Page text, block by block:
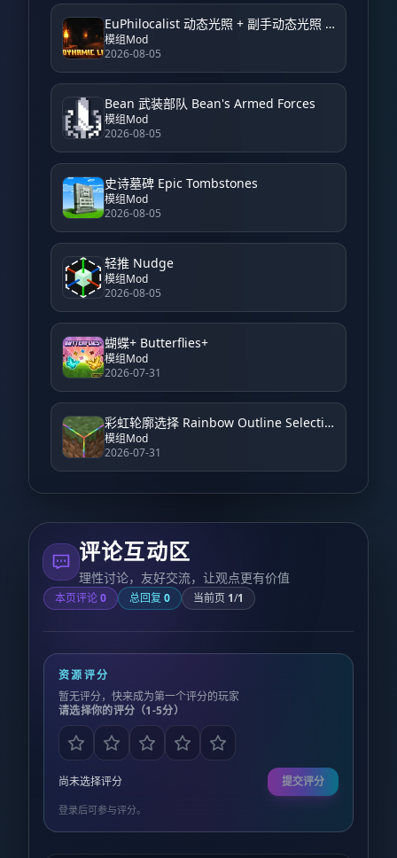
EuPhilocalist 动态光照 + 副手动态光照 EuPhilocalist Dynamic Light + Offhand Dynamic Light
模组Mod
2026-08-05
Bean 武装部队 Bean's Armed Forces
模组Mod
2026-08-05
史诗墓碑 Epic Tombstones
模组Mod
2026-08-05
轻推 Nudge
模组Mod
2026-08-05
蝴蝶+ Butterflies+
模组Mod
2026-07-31
彩虹轮廓选择 Rainbow Outline Selection
模组Mod
2026-07-31
评论互动区
理性讨论，友好交流，让观点更有价值
本页评论0 总回复 0 当前页 1/1
资源评分
暂无评分，快来成为第一个评分的玩家
请选择你的评分（1-5分）
尚未选择评分 提交评分
登录后可参与评分。